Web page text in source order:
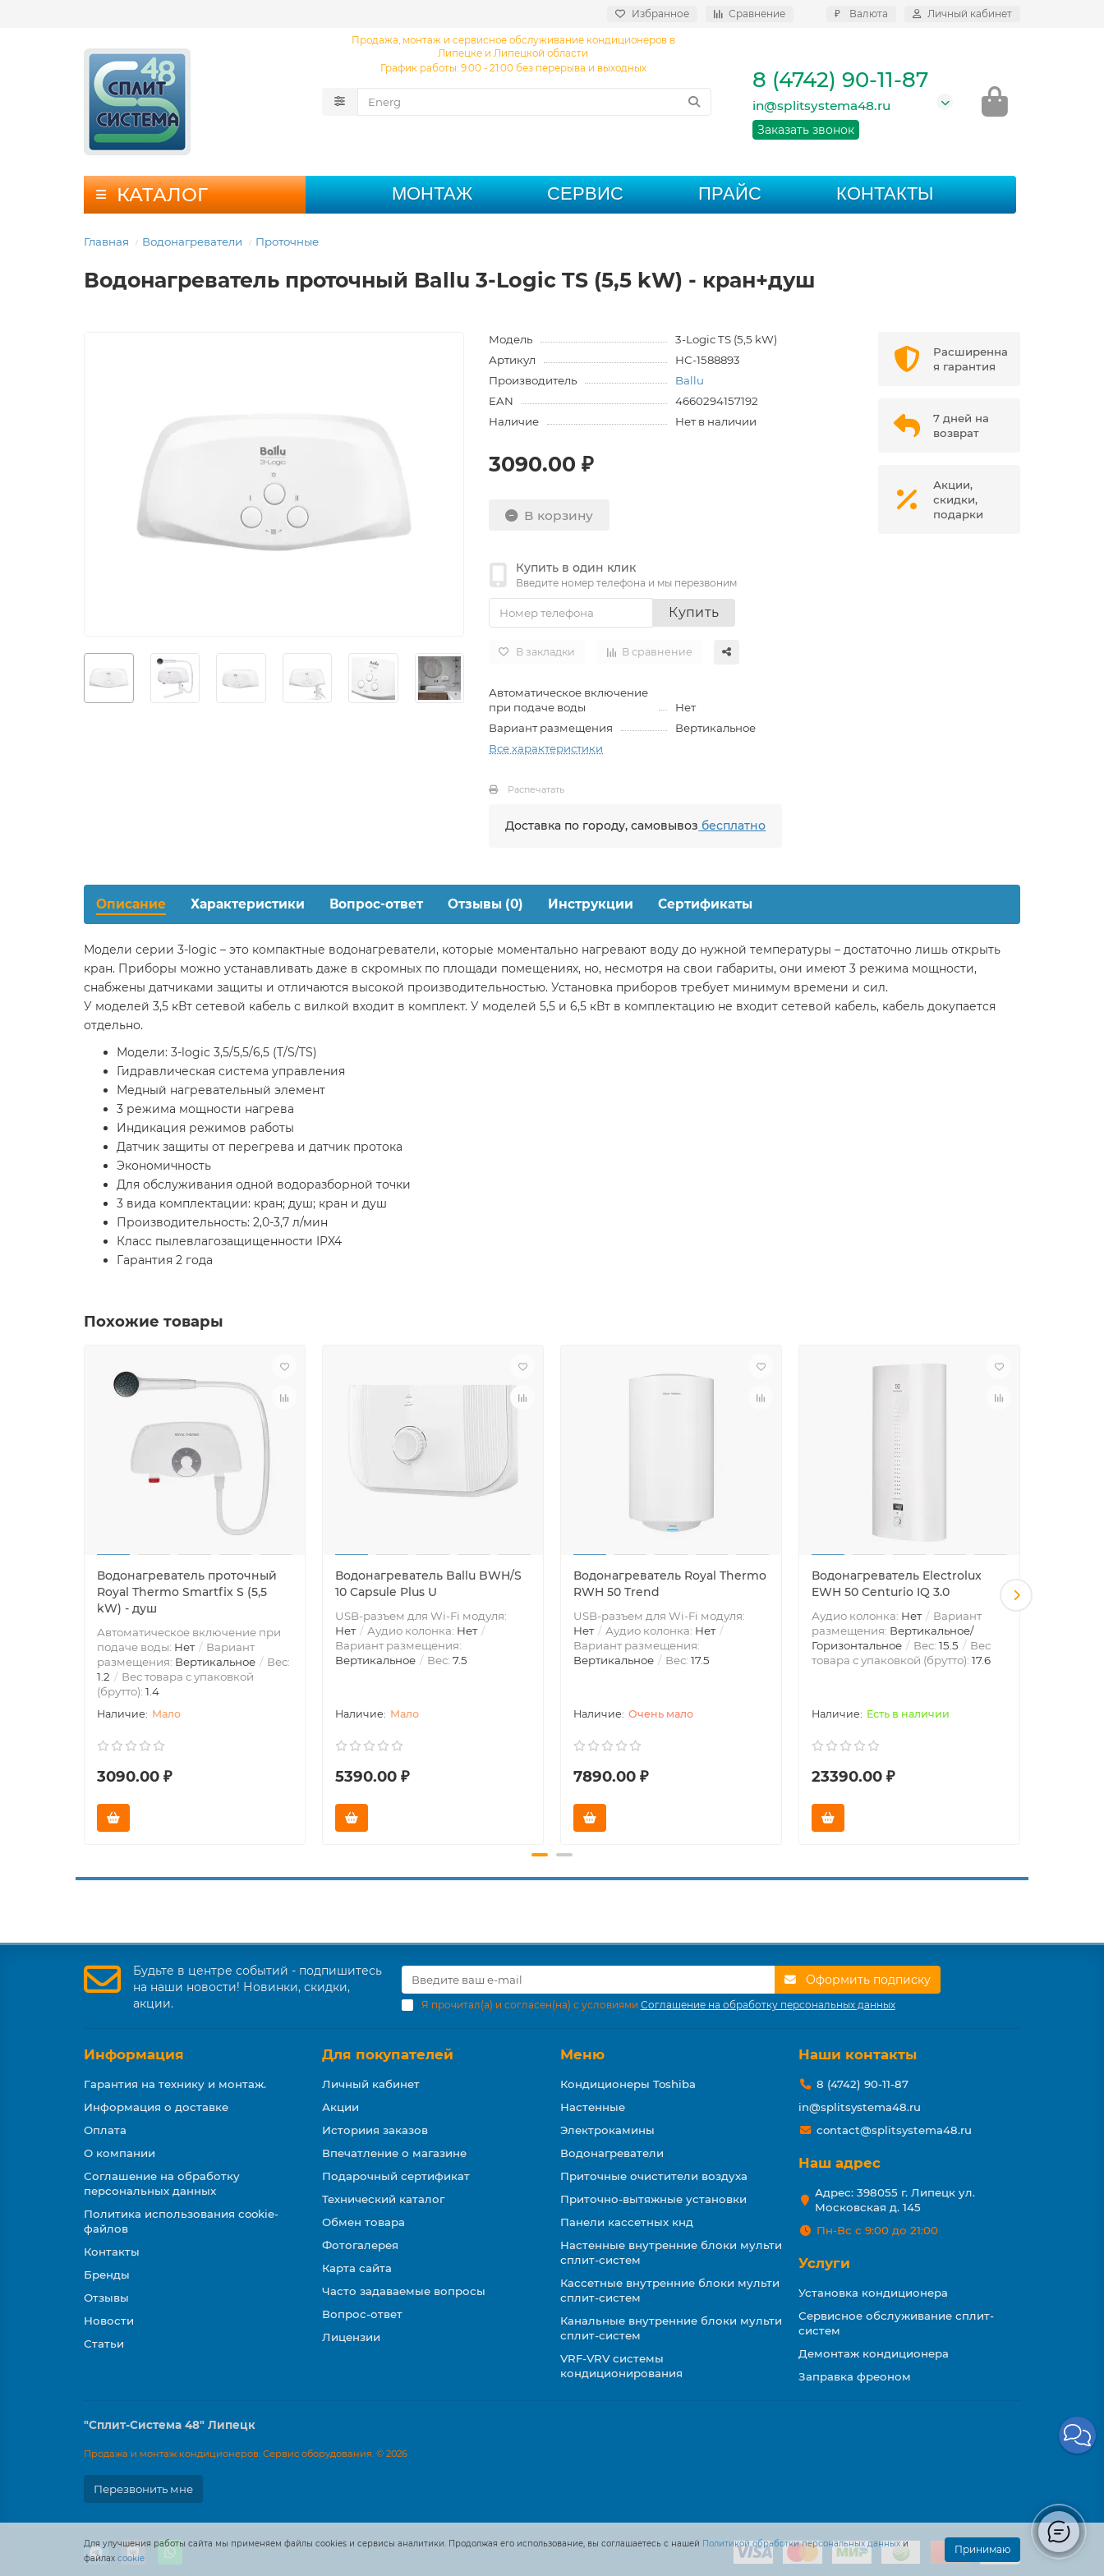
Избранное Сравнение ₽ Валюта Личный кабинет
Продажа, монтаж и сервисное обслуживание кондиционеров в
Липецке и Липецкой области
График работы: 9:00 - 21:00 без перерыва и выходных
8 (4742) 90-11-87
in@splitsystema48.ru
Заказать звонок
КАТАЛОГ МОНТАЖ СЕРВИС ПРАЙС КОНТАКТЫ
Главная Водонагреватели Проточные
Водонагреватель проточный Ballu 3-Logic TS (5,5 kW) - кран+душ
Модель
3-Logic TS (5,5 kW)
Артикул
НС-1588893
Производитель
Ballu
EAN
4660294157192
Наличие
Нет в наличии
3090.00 ₽
В корзину
Купить в один клик
Введите номер телефона и мы перезвоним
Купить
В закладки В сравнение
Автоматическое включение
при подаче воды
Нет
Вариант размещения
Вертикальное
Все характеристики
Распечатать
Доставка по городу, самовывоз бесплатно
Расширенна
я гарантия
7 дней на
возврат
Акции,
скидки,
подарки
Описание Характеристики Вопрос-ответ Отзывы (0) Инструкции Сертификаты
Модели серии 3-logic – это компактные водонагреватели, которые моментально нагревают воду до нужной температуры – достаточно лишь открыть
кран. Приборы можно устанавливать даже в скромных по площади помещениях, но, несмотря на свои габариты, они имеют 3 режима мощности,
снабжены датчиками защиты и отличаются высокой производительностью. Установка приборов требует минимум времени и сил.
У моделей 3,5 кВт сетевой кабель с вилкой входит в комплект. У моделей 5,5 и 6,5 кВт в комплектацию не входит сетевой кабель, кабель докупается
отдельно.
Модели: 3-logic 3,5/5,5/6,5 (T/S/TS)
Гидравлическая система управления
Медный нагревательный элемент
3 режима мощности нагрева
Индикация режимов работы
Датчик защиты от перегрева и датчик протока
Экономичность
Для обслуживания одной водоразборной точки
3 вида комплектации: кран; душ; кран и душ
Производительность: 2,0-3,7 л/мин
Класс пылевлагозащищенности IPX4
Гарантия 2 года
Похожие товары
Водонагреватель проточный
Royal Thermo Smartfix S (5,5
kW) - душ
Автоматическое включение при
подаче воды: Нет
Вариант
размещения: Вертикальное
Вес:
1.2
Вес товара с упаковкой
(брутто): 1.4
Мало
3090.00 ₽
Водонагреватель Ballu BWH/S
10 Capsule Plus U
USB-разъем для Wi-Fi модуля:
Нет
Аудио колонка: Нет
Вариант размещения:
Вертикальное
Вес: 7.5
Мало
5390.00 ₽
Водонагреватель Royal Thermo
RWH 50 Trend
USB-разъем для Wi-Fi модуля:
Нет
Аудио колонка: Нет
Вариант размещения:
Вертикальное
Вес: 17.5
Очень мало
7890.00 ₽
Водонагреватель Electrolux
EWH 50 Centurio IQ 3.0
Аудио колонка: Нет
Вариант
размещения: Вертикальное/
Горизонтальное
Вес: 15.5
Вес
товара с упаковкой (брутто): 17.6
Есть в наличии
23390.00 ₽
Для улучшения работы сайта мы применяем файлы cookies и сервисы аналитики. Продолжая его использование, вы соглашаетесь с нашей Политикой обработки персональных данных и
файлах cookie
Принимаю
Будьте в центре событий - подпишитесь
на наши новости! Новинки, скидки,
акции.
Оформить подписку
Я прочитал(а) и согласен(на) с условиями Соглашение на обработку персональных данных
Информация
Гарантия на технику и монтаж.
Информация о доставке
Оплата
О компании
Соглашение на обработку
персональных данных
Политика использования cookie-
файлов
Контакты
Бренды
Отзывы
Новости
Статьи
Для покупателей
Личный кабинет
Акции
Историия заказов
Впечатление о магазине
Подарочный сертификат
Технический каталог
Обмен товара
Фотогалерея
Карта сайта
Часто задаваемые вопросы
Вопрос-ответ
Лицензии
Меню
Кондиционеры Toshiba
Настенные
Электрокамины
Водонагреватели
Приточные очистители воздуха
Приточно-вытяжные установки
Панели кассетных кнд
Настенные внутренние блоки мульти
сплит-систем
Кассетные внутренние блоки мульти
сплит-систем
Канальные внутренние блоки мульти
сплит-систем
VRF-VRV системы
кондиционирования
Наши контакты
8 (4742) 90-11-87
in@splitsystema48.ru
contact@splitsystema48.ru
Наш адрес
Адрес: 398055 г. Липецк ул.
Московская д. 145
Пн-Вс с 9:00 до 21:00
Услуги
Установка кондиционера
Сервисное обслуживание сплит-
систем
Демонтаж кондиционера
Заправка фреоном
"Сплит-Система 48" Липецк
Продажа и монтаж кондиционеров. Сервис оборудования. © 2026
Перезвонить мне